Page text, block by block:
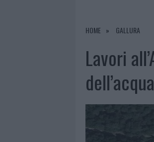
7 AGOSTO 2026 |
HOME GALLURA
Lavori